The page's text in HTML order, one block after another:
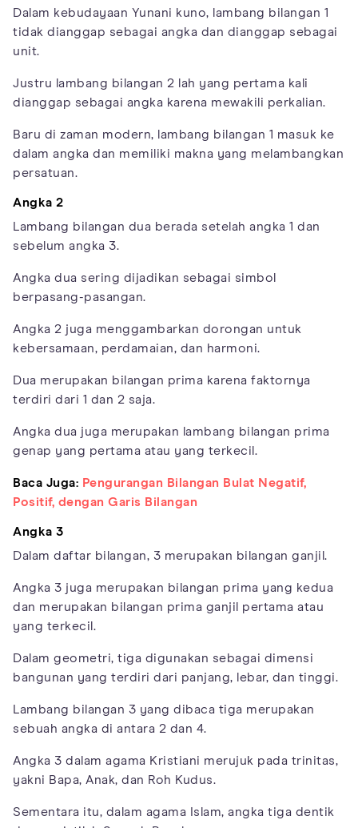
Dalam kebudayaan Yunani kuno, lambang bilangan 1
tidak dianggap sebagai angka dan dianggap sebagai
unit.
Justru lambang bilangan 2 lah yang pertama kali
dianggap sebagai angka karena mewakili perkalian.
Baru di zaman modern, lambang bilangan 1 masuk ke
dalam angka dan memiliki makna yang melambangkan
persatuan.
Angka 2
Lambang bilangan dua berada setelah angka 1 dan
sebelum angka 3.
Angka dua sering dijadikan sebagai simbol
berpasang-pasangan.
Angka 2 juga menggambarkan dorongan untuk
kebersamaan, perdamaian, dan harmoni.
Dua merupakan bilangan prima karena faktornya
terdiri dari 1 dan 2 saja.
Angka dua juga merupakan lambang bilangan prima
genap yang pertama atau yang terkecil.
Baca Juga: Pengurangan Bilangan Bulat Negatif,
Positif, dengan Garis Bilangan
Angka 3
Dalam daftar bilangan, 3 merupakan bilangan ganjil.
Angka 3 juga merupakan bilangan prima yang kedua
dan merupakan bilangan prima ganjil pertama atau
yang terkecil.
Dalam geometri, tiga digunakan sebagai dimensi
bangunan yang terdiri dari panjang, lebar, dan tinggi.
Lambang bilangan 3 yang dibaca tiga merupakan
sebuah angka di antara 2 dan 4.
Angka 3 dalam agama Kristiani merujuk pada trinitas,
yakni Bapa, Anak, dan Roh Kudus.
Sementara itu, dalam agama Islam, angka tiga dentik